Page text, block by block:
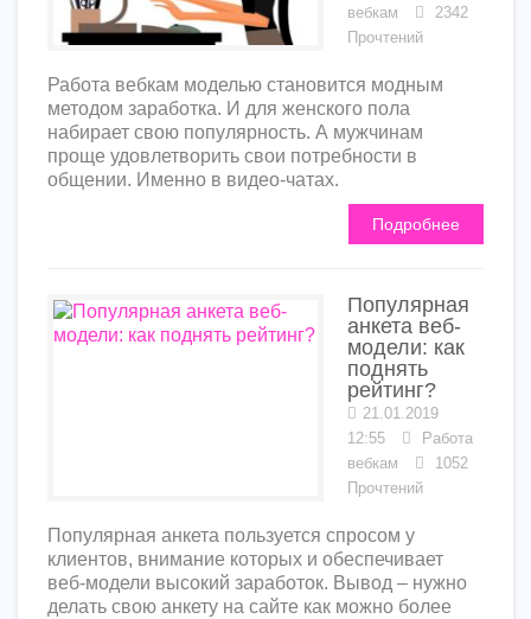
вебкам
2342
Прочтений
Работа вебкам моделью становится модным
методом заработка. И для женского пола
набирает свою популярность. А мужчинам
проще удовлетворить свои потребности в
общении. Именно в видео-чатах.
Подробнее
Популярная
анкета веб-
модели: как
поднять
рейтинг?
21.01.2019
12:55
Работа
вебкам
1052
Прочтений
Популярная анкета пользуется спросом у
клиентов, внимание которых и обеспечивает
веб-модели высокий заработок. Вывод – нужно
делать свою анкету на сайте как можно более